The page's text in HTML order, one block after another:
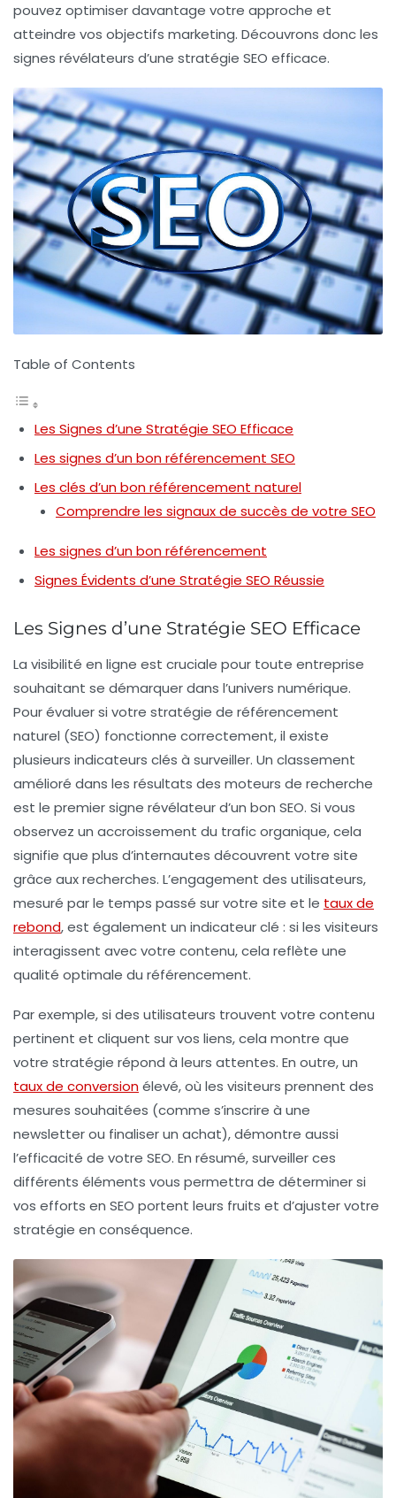
pouvez optimiser davantage votre approche et
atteindre vos objectifs marketing. Découvrons donc les
signes révélateurs d’une stratégie SEO efficace.
Table of Contents
Les Signes d’une Stratégie SEO Efficace
Les signes d’un bon référencement SEO
Les clés d’un bon référencement naturel
Comprendre les signaux de succès de votre SEO
Les signes d’un bon référencement
Signes Évidents d’une Stratégie SEO Réussie
Les Signes d’une Stratégie SEO Efficace
La visibilité en ligne est cruciale pour toute entreprise
souhaitant se démarquer dans l’univers numérique.
Pour évaluer si votre stratégie de référencement
naturel (SEO) fonctionne correctement, il existe
plusieurs indicateurs clés à surveiller. Un classement
amélioré dans les résultats des moteurs de recherche
est le premier signe révélateur d’un bon SEO. Si vous
observez un accroissement du trafic organique, cela
signifie que plus d’internautes découvrent votre site
grâce aux recherches. L’engagement des utilisateurs,
mesuré par le temps passé sur votre site et le taux de
rebond, est également un indicateur clé : si les visiteurs
interagissent avec votre contenu, cela reflète une
qualité optimale du référencement.
Par exemple, si des utilisateurs trouvent votre contenu
pertinent et cliquent sur vos liens, cela montre que
votre stratégie répond à leurs attentes. En outre, un
taux de conversionélevé, où les visiteurs prennent des
mesures souhaitées (comme s’inscrire à une
newsletter ou finaliser un achat), démontre aussi
l’efficacité de votre SEO. En résumé, surveiller ces
différents éléments vous permettra de déterminer si
vos efforts en SEO portent leurs fruits et d’ajuster votre
stratégie en conséquence.